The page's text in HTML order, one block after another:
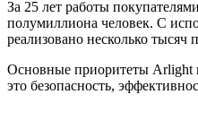
За 25 лет работы
полумиллиона человек. С
реализовано несколько
Основные приоритеты Arlight
это безопасность,